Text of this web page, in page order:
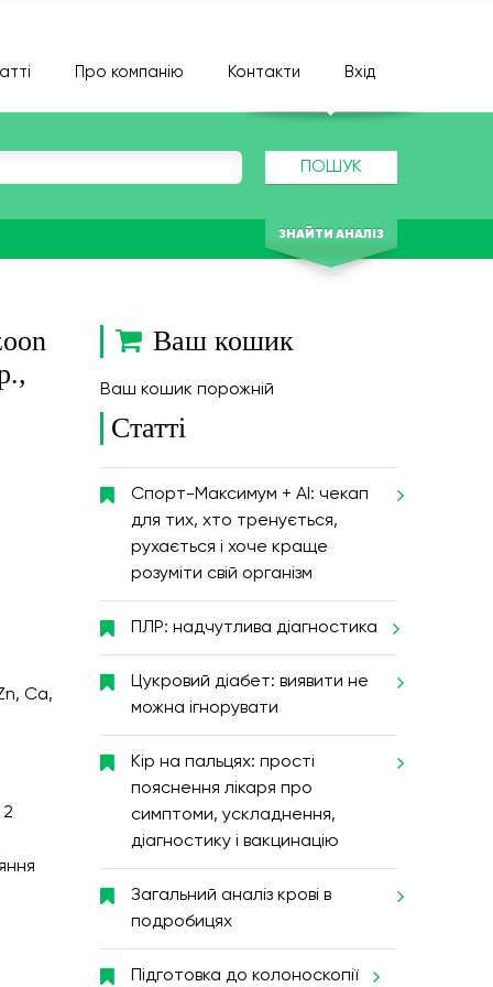
Про компанію Контакти Вхід
ПОШУК
ЗНАЙТИ АНАЛІЗ
Ca,
2
Ваш кошик
Ваш кошик порожній
Статті
Спорт-Максимум + AI: чекап
для тих, хто тренується,
рухається і хоче краще
розуміти свій організм
ПЛР: надчутлива діагностика
Цукровий діабет: виявити не
можна ігнорувати
Кір на пальцях: прості
пояснення лікаря про
симптоми, ускладнення,
діагностику і вакцинацію
Загальний аналіз крові в
подробицях
Підготовка до колоноскопії